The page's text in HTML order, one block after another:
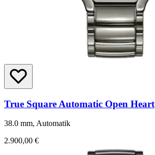
True Square Automatic Open Heart
38.0 mm, Automatik
2.900,00 €